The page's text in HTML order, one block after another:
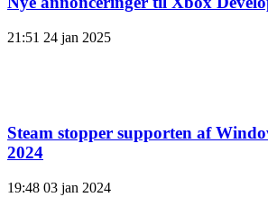
21:51 24 jan 2025
Steam stopper supporten af
2024
19:48 03 jan 2024